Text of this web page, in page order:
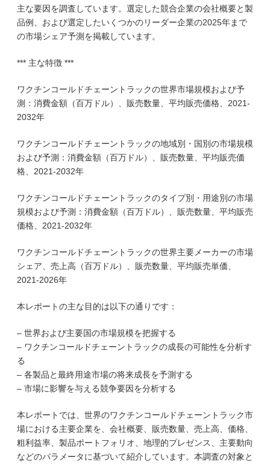
主な要因を調査しています。選定した競合企業の会社概要と製
品例、および選定したいくつかのリーダー企業の2025年まで
の市場シェア予測を掲載しています。
*** 主な特徴 ***
ワクチンコールドチェーントラックの世界市場規模および予
測：消費金額（百万ドル）、販売数量、平均販売価格、2021-
2032年
ワクチンコールドチェーントラックの地域別・国別の市場規模
および予測：消費金額（百万ドル）、販売数量、平均販売価
格、2021-2032年
ワクチンコールドチェーントラックのタイプ別・用途別の市場
規模および予測：消費金額（百万ドル）、販売数量、平均販売
価格、2021-2032年
ワクチンコールドチェーントラックの世界主要メーカーの市場
シェア、売上高（百万ドル）、販売数量、平均販売単価、
2021-2026年
本レポートの主な目的は以下の通りです：
– 世界および主要国の市場規模を把握する
– ワクチンコールドチェーントラックの成長の可能性を分析す
る
– 各製品と最終用途市場の将来成長を予測する
– 市場に影響を与える競争要因を分析する
本レポートでは、世界のワクチンコールドチェーントラック市
場における主要企業を、会社概要、販売数量、売上高、価格、
粗利益率、製品ポートフォリオ、地理的プレゼンス、主要動向
などのパラメータに基づいて紹介しています。本調査の対象と